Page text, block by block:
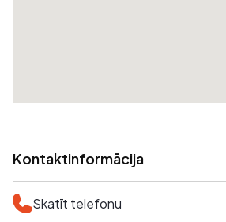
Kontaktinformācija
Skatīt telefonu